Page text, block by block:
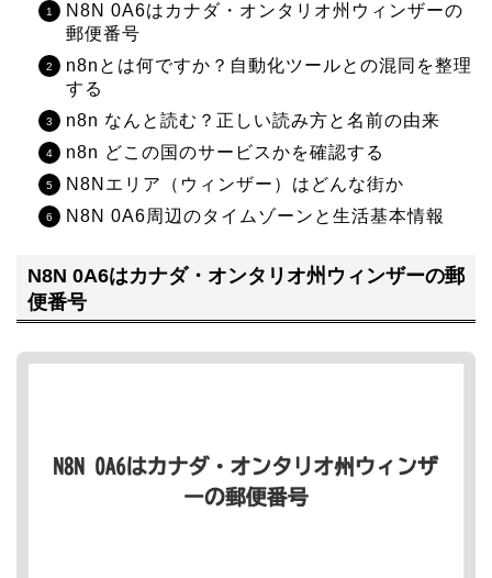
N8N 0A6はカナダ・オンタリオ州ウィンザーの
郵便番号
n8nとは何ですか？自動化ツールとの混同を整理
する
n8n なんと読む？正しい読み方と名前の由来
n8n どこの国のサービスかを確認する
N8Nエリア（ウィンザー）はどんな街か
N8N 0A6周辺のタイムゾーンと生活基本情報
N8N 0A6はカナダ・オンタリオ州ウィンザーの郵
便番号